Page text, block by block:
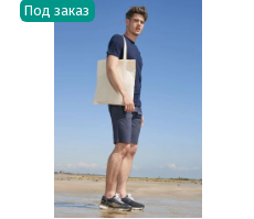
Под заказ